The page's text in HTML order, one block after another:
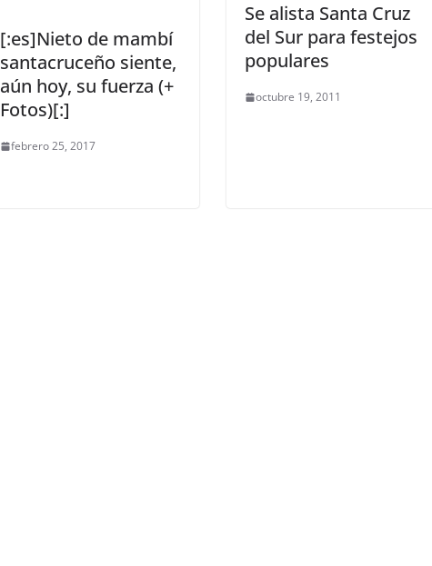
[:es]Nieto de mambí
santacruceño siente,
aún hoy, su fuerza (+
Fotos)[:]
febrero 25, 2017
Se alista Santa Cruz
del Sur para festejos
populares
octubre 19, 2011